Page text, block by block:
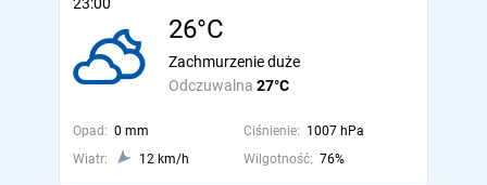
26°C
Odczuwalna 27°C
Zachmurzenie duże
Opad: 0 mm Ciśnienie: 1007 hPa
Wiatr:
12 km/h Wilgotność: 76%